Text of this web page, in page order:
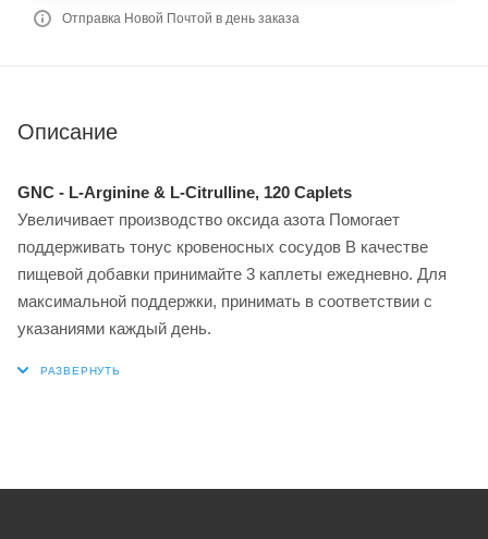
Отправка Новой Почтой в день заказа
Описание
GNC - L-Arginine & L-Citrulline, 120 Caplets
Увеличивает производство оксида азота Помогает
поддерживать тонус кровеносных сосудов В качестве
пищевой добавки принимайте 3 каплеты ежедневно. Для
максимальной поддержки, принимать в соответствии с
указаниями каждый день.